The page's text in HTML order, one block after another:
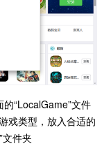
“LocalGame”文件
戏类型，放入合适的
文件夹